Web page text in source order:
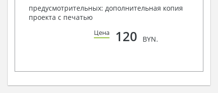
предусмотрительных: дополнительная копия
проекта с печатью
Цена 120 BYN.